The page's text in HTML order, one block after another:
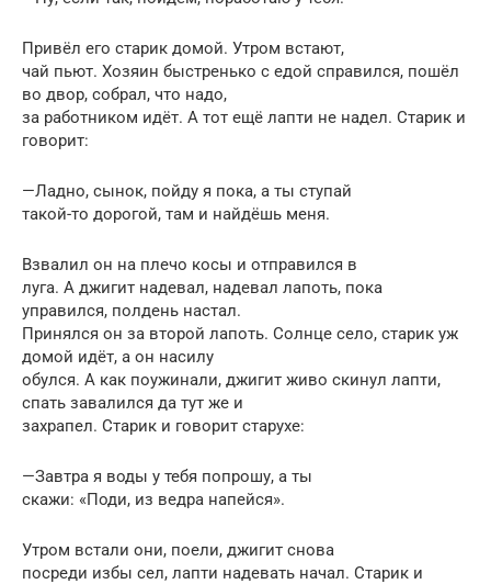
Привёл его старик домой. Утром встают,
чай пьют. Хозяин быстренько с едой справился, пошёл
во двор, собрал, что надо,
за работником идёт. А тот ещё лапти не надел. Старик и
говорит:
—Ладно, сынок, пойду я пока, а ты ступай
такой-то дорогой, там и найдёшь меня.
Взвалил он на плечо косы и отправился в
луга. А джигит надевал, надевал лапоть, пока
управился, полдень настал.
Принялся он за второй лапоть. Солнце село, старик уж
домой идёт, а он насилу
обулся. А как поужинали, джигит живо скинул лапти,
спать завалился да тут же и
захрапел. Старик и говорит старухе:
—Завтра я воды у тебя попрошу, а ты
скажи: «Поди, из ведра напейся».
Утром встали они, поели, джигит снова
посреди избы сел, лапти надевать начал. Старик и